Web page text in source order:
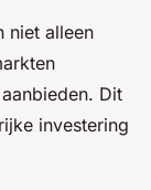
niet alleen
Dit
investering